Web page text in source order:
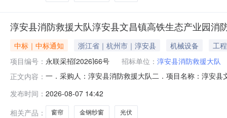
淳安县消防救援大队淳安县文昌镇高铁生态产业园
中标｜中标通知 浙江省｜杭州市｜淳安县 机械设备
工程
项目编号： 永联采招[2026]66号 招标单位： 淳安县消防救援大队
正文内容： 一．采购人：淳安县消防救援大队二．项目名称：淳安
元）备注1本项目所需产品（光伏、窗帘、金钢纱窗等）
的，可以在中标公示之日起七个
发布时间： 2026-08-07 14:42
相关产品：
窗帘 金钢纱窗 光伏